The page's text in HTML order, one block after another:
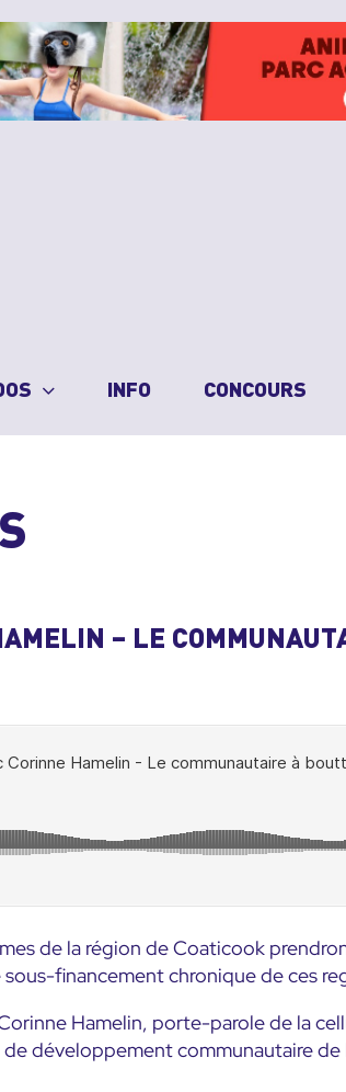
INFO CONCOURS
– LE
de la région de Coaticook
financement chronique de ces
Hamelin, porte-parole de la
développement communautaire